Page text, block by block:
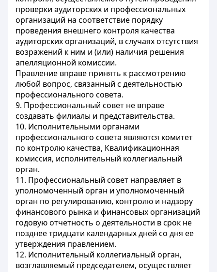
проверки аудиторских и профессиональных
организаций на соответствие порядку
проведения внешнего контроля качества
аудиторских организаций, в случаях отсутствия
возражений к ним и (или) наличия решения
апелляционной комиссии.
Правление вправе принять к рассмотрению
любой вопрос, связанный с деятельностью
профессионального совета.
9. Профессиональный совет не вправе
создавать филиалы и представительства.
10. Исполнительными органами
профессионального совета являются комитет
по контролю качества, Квалификационная
комиссия, исполнительный коллегиальный
орган.
11. Профессиональный совет направляет в
уполномоченный орган и уполномоченный
орган по регулированию, контролю и надзору
финансового рынка и финансовых организаций
годовую отчетность о деятельности в срок не
позднее тридцати календарных дней со дня ее
утверждения правлением.
12. Исполнительный коллегиальный орган,
возглавляемый председателем, осуществляет